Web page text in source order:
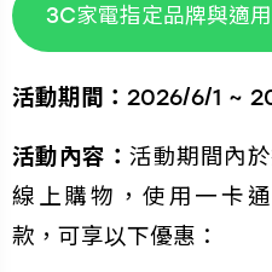
3C家電指定品牌與適
活動期間： 2026/6/1 ~
活動內容：活動期間內
線上購物，使用一卡
款，可享以下優惠：